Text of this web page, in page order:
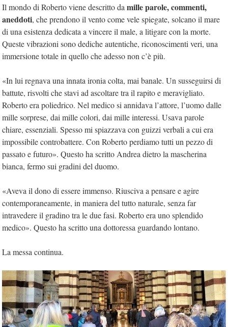
Il mondo di Roberto viene descritto da mille parole, commenti,
aneddoti, che prendono il vento come vele spiegate, solcano il mare
di una esistenza dedicata a vincere il male, a litigare con la morte.
Queste vibrazioni sono dediche autentiche, riconoscimenti veri, una
immersione totale in quello che adesso non c’è più.
«In lui regnava una innata ironia colta, mai banale. Un susseguirsi di
battute, risvolti che stavi ad ascoltare tra il rapito e meravigliato.
Roberto era poliedrico. Nel medico si annidava l’attore, l’uomo dalle
mille sorprese, dai mille colori, dai mille interessi. Usava parole
chiare, essenziali. Spesso mi spiazzava con guizzi verbali a cui era
impossibile controbattere. Con Roberto perdiamo tutti un pezzo di
passato e futuro». Questo ha scritto Andrea dietro la mascherina
bianca, fermo sui gradini del duomo.
«Aveva il dono di essere immenso. Riusciva a pensare e agire
contemporaneamente, in maniera del tutto naturale, senza far
intravedere il gradino tra le due fasi. Roberto era uno splendido
medico». Questo ha scritto una dottoressa guardando lontano.
La messa continua.